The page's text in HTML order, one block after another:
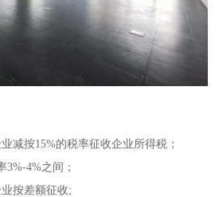
按15%的税率征收企业所得税；
4%之间；
按差额征收;